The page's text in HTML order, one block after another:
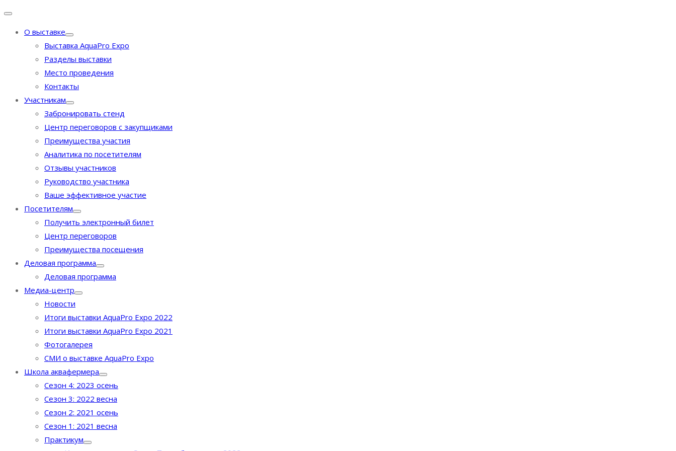
О выставке
Выставка AquaPro Expo
Разделы выставки
Место проведения
Контакты
Участникам
Забронировать стенд
Центр переговоров с закупщиками
Преимущества участия
Аналитика по посетителям
Отзывы участников
Руководство участника
Ваше эффективное участие
Посетителям
Получить электронный билет
Центр переговоров
Преимущества посещения
Деловая программа
Деловая программа
Медиа-центр
Новости
Итоги выставки AquaPro Expo 2022
Итоги выставки AquaPro Expo 2021
Фотогалерея
СМИ о выставке AquaPro Expo
Школа аквафермера
Сезон 4: 2023 осень
Сезон 3: 2022 весна
Сезон 2: 2021 осень
Сезон 1: 2021 весна
Практикум